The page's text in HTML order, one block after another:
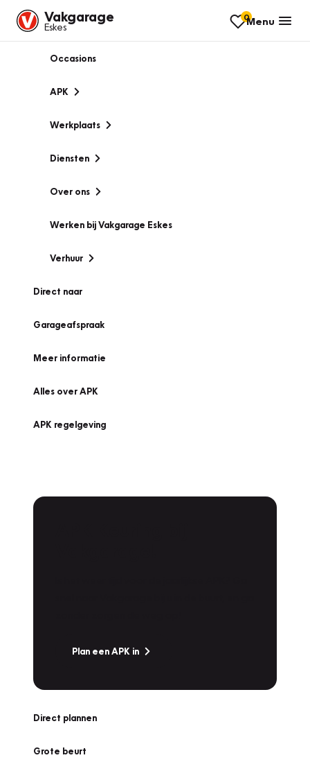
Vakgarage
Eskes
0Menu
Occasions
APK
Werkplaats
Diensten
Over ons
Werken bij Vakgarage Eskes
Verhuur
Direct naar
Garageafspraak
Meer informatie
Alles over APK
APK regelgeving
Plan een APK in
Direct plannen
Grote beurt